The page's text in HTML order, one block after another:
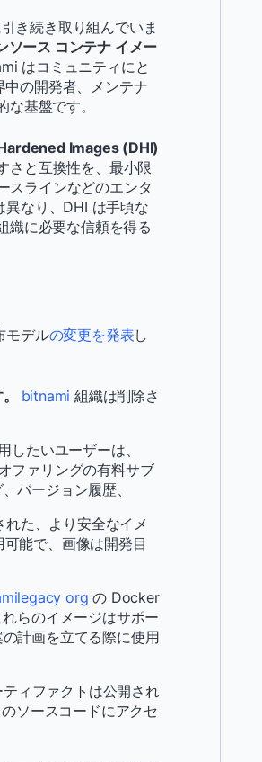
き続き取り組んでいま
ース コンテナ イメー
はコミュニティにと
の開発者、メンテナ
基盤です。
Images (DHI)
さと互換性を、最小限
スラインなどのエンタ
なり、DHI は手頃な
織に必要な信頼を得る
モデルの変更を発表し
bitnami 組織は削除さ
したいユーザーは、
ファリングの有料サブ
バージョン履歴、
れた、より安全なイメ
能で、画像は開発目
org の Docker
らのイメージはサポー
計画を立てる際に使用
ィファクトは公開され
ソースコードにアクセ